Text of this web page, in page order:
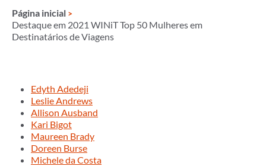
Página inicial
Destaque em 2021 WINiT Top 50 Mulheres em
Destinatários de Viagens
Edyth Adedeji
Leslie Andrews
Allison Ausband
Kari Bigot
Maureen Brady
Doreen Burse
Michele da Costa